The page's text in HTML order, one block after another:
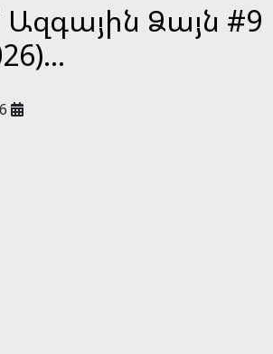
Ազգային Ձայն #9